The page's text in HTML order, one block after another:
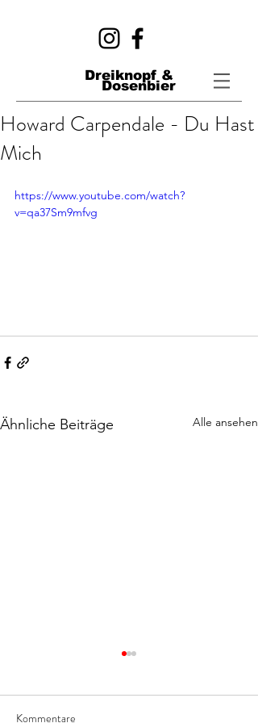
Dreiknopf &
Dosenbier
Howard Carpendale - Du Hast
Mich
https://www.youtube.com/watch?
v=qa37Sm9mfvg
Ähnliche Beiträge Alle ansehen
Kommentare